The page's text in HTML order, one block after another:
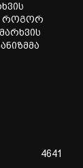
როგორ
4641